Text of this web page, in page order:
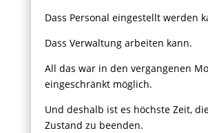
Dass Personal eingestellt werden
Dass Verwaltung arbeiten kann.
All das war in den vergangenen
eingeschränkt möglich.
Und deshalb ist es höchste Zeit,
Zustand zu beenden.